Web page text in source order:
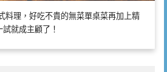
料理，好吃不貴的無菜單桌菜再加上精
就成主顧了！